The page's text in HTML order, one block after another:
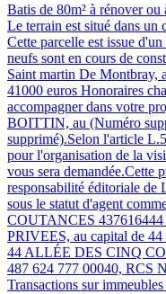
Batis de 80m² à rénover
Le terrain est situé dans un
Cette parcelle est issue
neufs sont en cours de
Saint martin De Montbray,
41000 euros Honoraires
accompagner dans votre
BOITTIN, au (Numéro
supprimé).Selon l'article
pour l'organisation de la
vous sera demandée.Cette
responsabilité éditoriale
sous le statut d'agent
COUTANCES 437616444
PRIVEES, au capital de
44 ALLÉE DES CINQ
487 624 777 00040, RCS
Transactions sur